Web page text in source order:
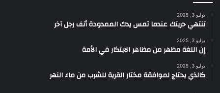
يوليو 3, 2025
تنتهي حريتك عندما تمس يدك الممدودة أنف رجل آخر
يوليو 3, 2025
إن اللغة مظهر من مظاهر الابتكار في الأمة
يوليو 3, 2025
كالذي يحتاج لموافقة مختار القرية للشرب من ماء النهر